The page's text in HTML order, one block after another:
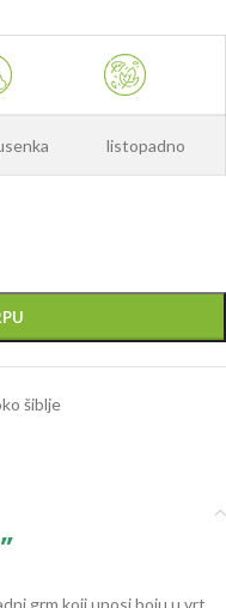
listopadno
šiblje
grm koji unosi boju u vrt